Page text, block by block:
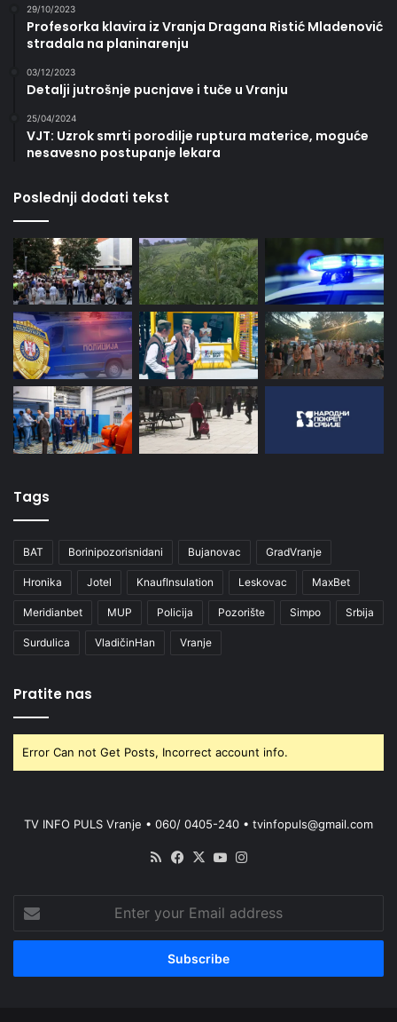
29/10/2023
Profesorka klavira iz Vranja Dragana Ristić Mladenović
stradala na planinarenju
03/12/2023
Detalji jutrošnje pucnjave i tuče u Vranju
25/04/2024
VJT: Uzrok smrti porodilje ruptura materice, moguće
nesavesno postupanje lekara
Poslednji dodati tekst
Tags
BAT Borinipozorisnidani Bujanovac GradVranje
Hronika Jotel KnaufInsulation Leskovac MaxBet
Meridianbet MUP Policija Pozorište Simpo Srbija
Surdulica VladičinHan Vranje
Pratite nas
Error Can not Get Posts, Incorrect account info.
TV INFO PULS Vranje • 060/ 0405-240 • tvinfopuls@gmail.com
RSS Facebook
X YouTube
your
Email